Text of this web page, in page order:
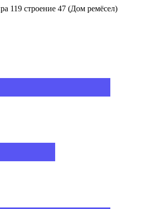
119 строение 47 (Дом ремёсел)